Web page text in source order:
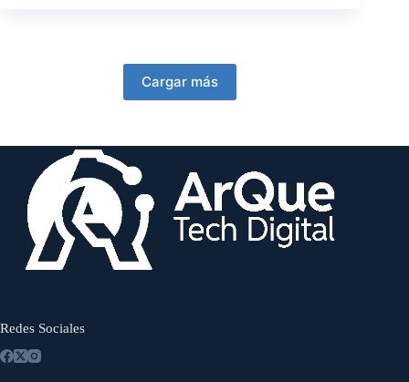
Cargar más
Redes Sociales